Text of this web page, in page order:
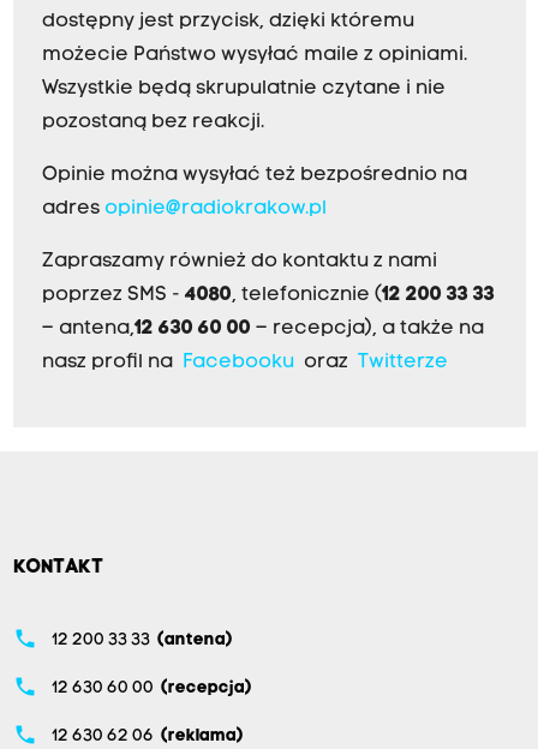
dostępny jest przycisk, dzięki któremu
możecie Państwo wysyłać maile z opiniami.
Wszystkie będą skrupulatnie czytane i nie
pozostaną bez reakcji.
Opinie można wysyłać też bezpośrednio na
adres opinie@radiokrakow.pl
Zapraszamy również do kontaktu z nami
poprzez SMS - 4080, telefonicznie (12 200 33 33
– antena,12 630 60 00 – recepcja), a także na
nasz profil na
Facebookuoraz Twitterze
KONTAKT
phone 12 200 33 33 (antena)
phone 12 630 60 00 (recepcja)
phone 12 630 62 06 (reklama)